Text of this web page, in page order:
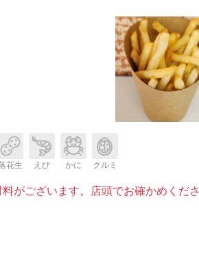
花生 えび かに クルミ
がございます。店頭でお確かめくださ